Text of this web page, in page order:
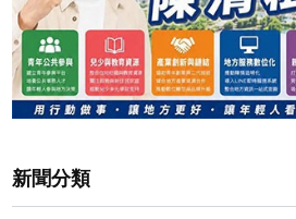
新聞分類